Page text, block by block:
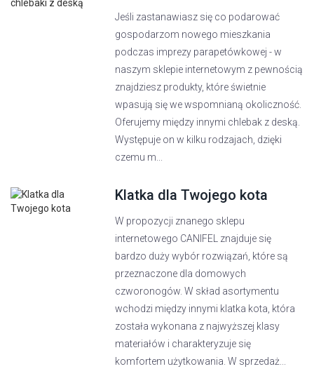
Jeśli zastanawiasz się co podarować
gospodarzom nowego mieszkania
podczas imprezy parapetówkowej - w
naszym sklepie internetowym z pewnością
znajdziesz produkty, które świetnie
wpasują się we wspomnianą okoliczność.
Oferujemy między innymi chlebak z deską.
Występuje on w kilku rodzajach, dzięki
czemu m...
Klatka dla Twojego kota
W propozycji znanego sklepu
internetowego CANIFEL znajduje się
bardzo duży wybór rozwiązań, które są
przeznaczone dla domowych
czworonogów. W skład asortymentu
wchodzi między innymi klatka kota, która
została wykonana z najwyższej klasy
materiałów i charakteryzuje się
komfortem użytkowania. W sprzedaż...